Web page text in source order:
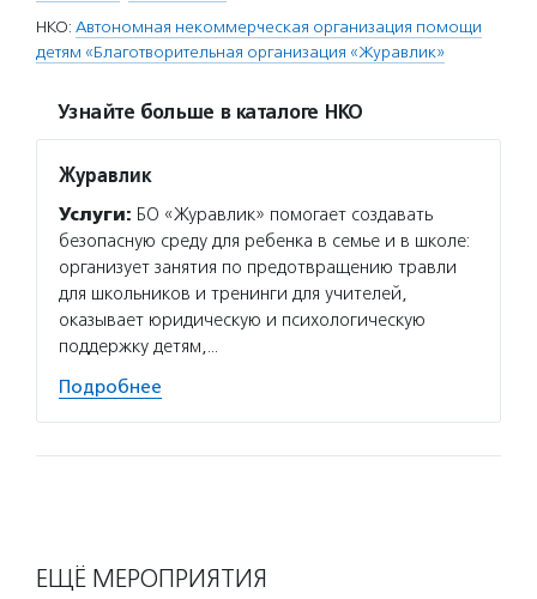
НКО: Автономная некоммерческая организация помощи
детям «Благотворительная организация «Журавлик»
Узнайте больше в каталоге НКО
Журавлик
Услуги: БО «Журавлик» помогает создавать
безопасную среду для ребенка в семье и в школе:
организует занятия по предотвращению травли
для школьников и тренинги для учителей,
оказывает юридическую и психологическую
поддержку детям,…
Подробнее
ЕЩЁ МЕРОПРИЯТИЯ